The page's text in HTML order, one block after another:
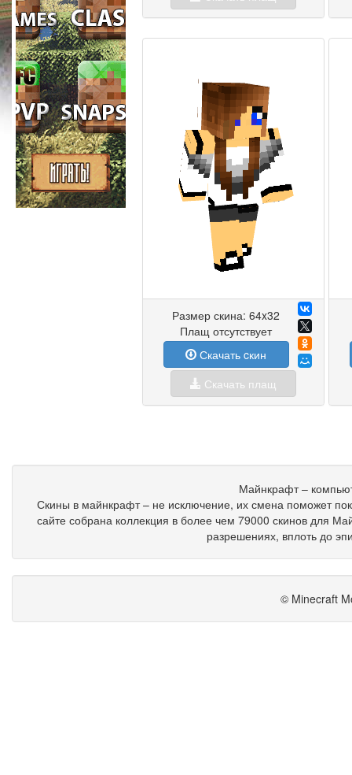
Размер скина: 64x32
Плащ отсутствует
Скачать cкин
Скачать плащ
Майнкрафт –
Скины в майнкрафт – не исключение, их смена поможет
сайте собрана коллекция в более чем 79000 скинов для
разрешениях, вплоть до
© Minecraft